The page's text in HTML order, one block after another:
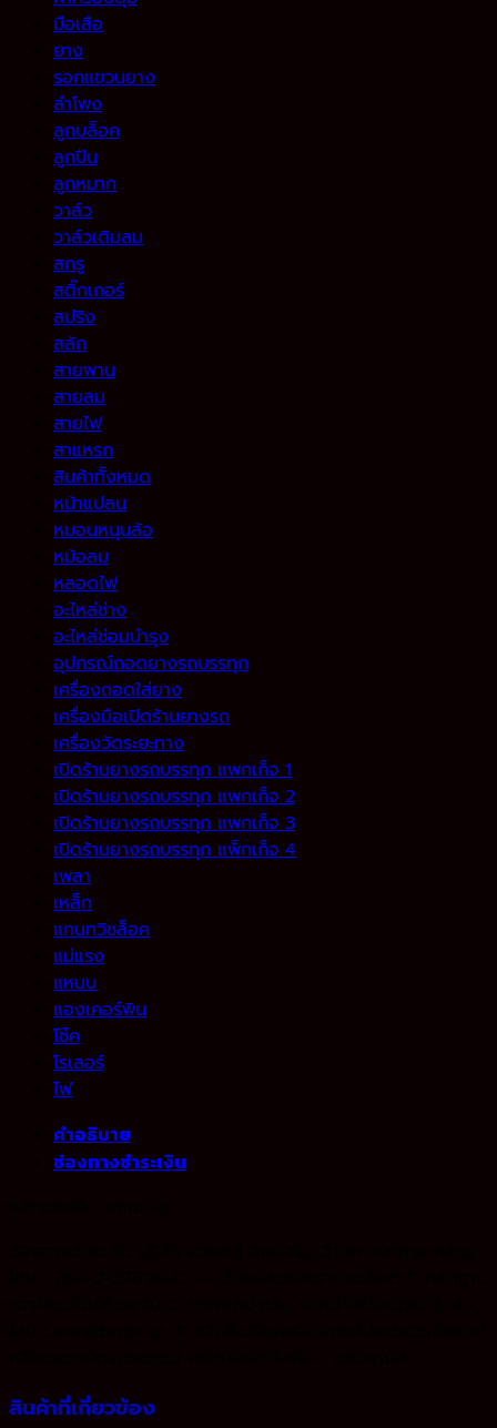
มือเสือ
ยาง
รอกแขวนยาง
ลำโพง
ลูกบล็อค
ลูกปืน
ลูกหมาก
วาล์ว
วาล์วเติมลม
สกรู
สติ๊กเกอร์
สปริง
สลัก
สายพาน
สายลม
สายไฟ
สาแหรก
สินค้าทั้งหมด
หน้าแปลน
หมอนหนุนล้อ
หม้อลม
หลอดไฟ
อะไหล่ช่าง
อะไหล่ซ่อมบำรุง
อุปกรณ์ถอดยางรถบรรทุก
เครื่องถอดใส่ยาง
เครื่องมือเปิดร้านยางรถ
เครื่องวัดระยะทาง
เปิดร้านยางรถบรรทุก แพกเก็จ 1
เปิดร้านยางรถบรรทุก แพกเก็จ 2
เปิดร้านยางรถบรรทุก แพกเก็จ 3
เปิดร้านยางรถบรรทุก แพ็กเก็จ 4
เพลา
เหล็ก
แกนทวิชล็อค
แม่แรง
แหนบ
แองเคอร์พิน
โช๊ค
โรเลอร์
ไฟ
คำอธิบาย
ช่องทางชำระเงิน
สินค้าที่เกี่ยวข้อง